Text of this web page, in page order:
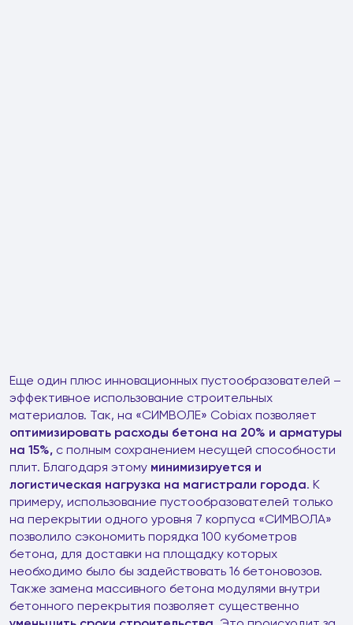
Еще один плюс инновационных пустообразователей –
эффективное использование строительных
материалов. Так, на «СИМВОЛЕ» Cobiax позволяет
оптимизировать расходы бетона на 20% и арматуры
на 15%, с полным сохранением несущей способности
плит. Благодаря этому минимизируется и
логистическая нагрузка на магистрали города. К
примеру, использование пустообразователей только
на перекрытии одного уровня 7 корпуса «СИМВОЛА»
позволило сэкономить порядка 100 кубометров
бетона, для доставки на площадку которых
необходимо было бы задействовать 16 бетоновозов.
Также замена массивного бетона модулями внутри
бетонного перекрытия позволяет существенно